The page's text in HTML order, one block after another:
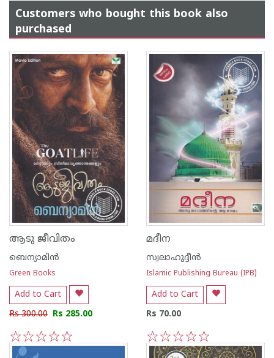
Customers who bought this book also
purchased
ആടു ജീവിതം
ബെന്യാമിന്‍
Green Books
Add to Cart
Rs 300.00 Rs 285.00
5
4
3
2
1
മദീന
സ്വലാഹുദ്ദീന്‍
Islamic Publishing Bureau (IPB)
Add to Cart
Rs 70.00
5
4
3
2
1